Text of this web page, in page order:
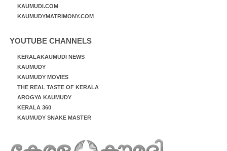
KAUMUDI.COM
KAUMUDYMATRIMONY.COM
YOUTUBE CHANNELS
KERALAKAUMUDI NEWS
KAUMUDY
KAUMUDY MOVIES
THE REAL TASTE OF KERALA
AROGYA KAUMUDY
KERALA 360
KAUMUDY SNAKE MASTER